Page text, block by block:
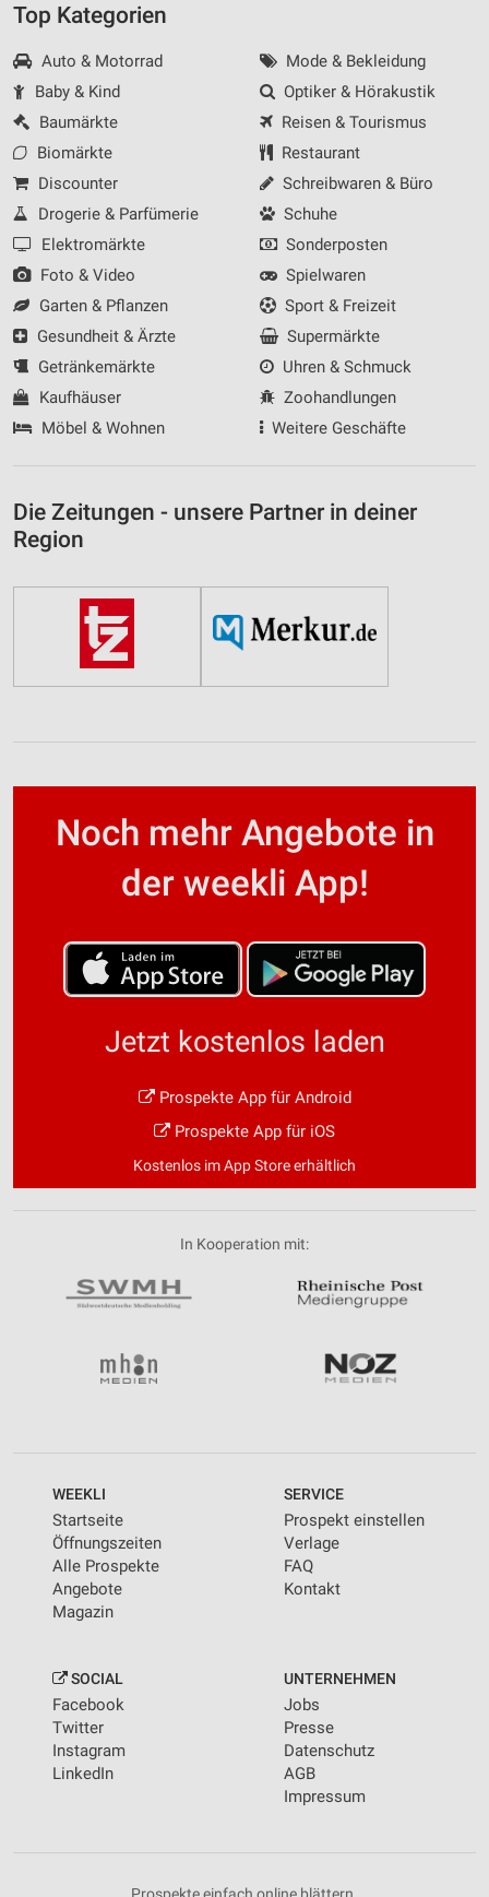
Top Kategorien
Auto & Motorrad
Baby & Kind
Baumärkte
Biomärkte
Discounter
Drogerie & Parfümerie
Elektromärkte
Foto & Video
Garten & Pflanzen
Gesundheit & Ärzte
Getränkemärkte
Kaufhäuser
Möbel & Wohnen
Mode & Bekleidung
Optiker & Hörakustik
Reisen & Tourismus
Restaurant
Schreibwaren & Büro
Schuhe
Sonderposten
Spielwaren
Sport & Freizeit
Supermärkte
Uhren & Schmuck
Zoohandlungen
Weitere Geschäfte
Die Zeitungen - unsere Partner in deiner
Region
Noch mehr Angebote in
der weekli App!
Jetzt kostenlos laden
Prospekte App für Android
Prospekte App für iOS
Kostenlos im App Store erhältlich
In Kooperation mit:
WEEKLI
Startseite
Öffnungszeiten
Alle Prospekte
Angebote
Magazin
SERVICE
Prospekt einstellen
Verlage
FAQ
Kontakt
SOCIAL
Facebook
Twitter
Instagram
LinkedIn
UNTERNEHMEN
Jobs
Presse
Datenschutz
AGB
Impressum